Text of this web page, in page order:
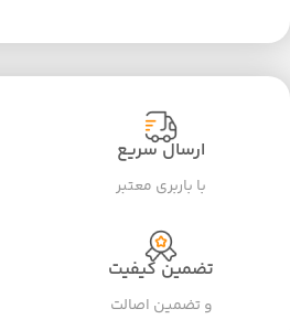
ارسال سریع
با باربری معتبر
تضمین کیفیت
و تضمین اصالت